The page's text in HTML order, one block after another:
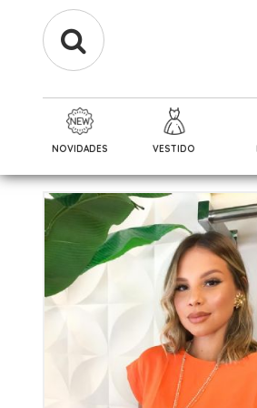
NOVIDADES VESTIDO